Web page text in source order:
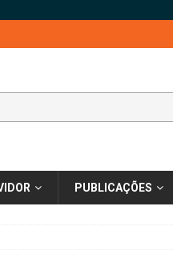
PUBLICAÇÕES